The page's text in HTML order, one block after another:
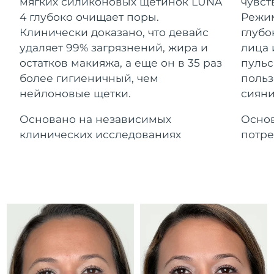
4 глубоко очищает поры.
Клинически доказано, что девайс
удаляет 99% загрязнений, жира и
остатков макияжа, а еще он в 35 раз
более гигиеничный, чем
нейлоновые щетки.
Основано на независимых
клинических исследованиях
лица
For healthy hair
Косметика Для мужчин
Купить
Гибралтар
Ожидаемая дата доставки
8/12/26
Греция
Ожидаемая дата доставки
Гонконг (САР)
Ожидаемая дата доставки
8/9/26
Венгрия
Ожидаемая дата доставки
Ирландия
Ожидаемая дата доставки
8/8/26
о-в Мэн
Ожидаемая дата доставки